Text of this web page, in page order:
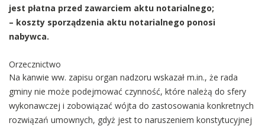
jest płatna przed zawarciem aktu notarialnego;
– koszty sporządzenia aktu notarialnego ponosi
nabywca.
Orzecznictwo
Na kanwie ww. zapisu organ nadzoru wskazał m.in., że rada
gminy nie może podejmować czynność, które należą do sfery
wykonawczej i zobowiązać wójta do zastosowania konkretnych
rozwiązań umownych, gdyż jest to naruszeniem konstytucyjnej